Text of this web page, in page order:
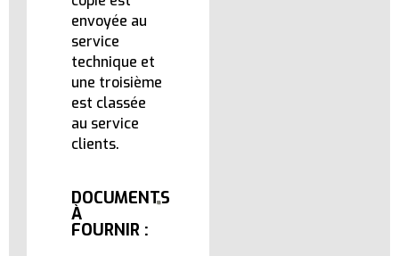
envoyée au
service
technique et
une troisième
est classée
au service
clients.
DOCUMENTS
À
FOURNIR :